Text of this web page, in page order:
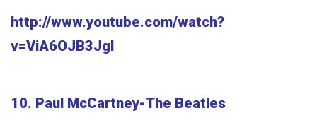
http://www.youtube.com/watch?
v=ViA6OJB3JgI
10. Paul McCartney-The Beatles